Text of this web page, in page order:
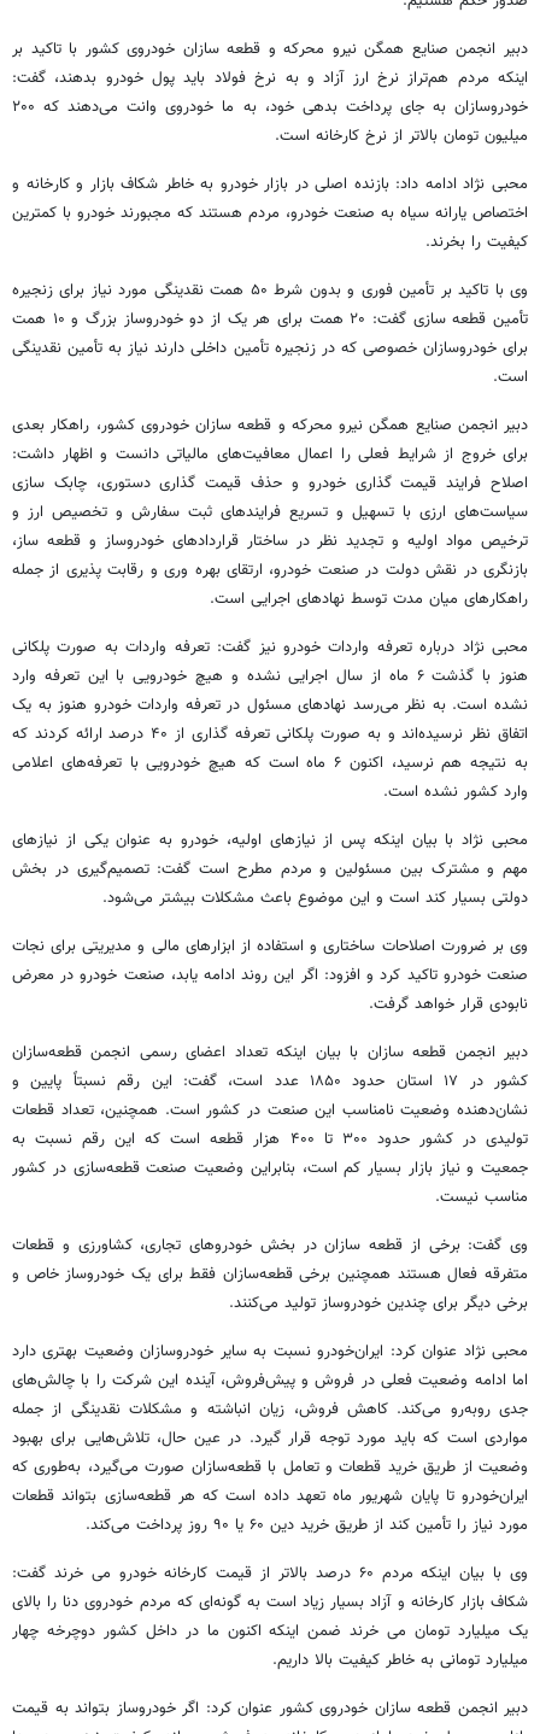
دبیر انجمن صنایع همگن نیرو محرکه و قطعه سازان خودروی کشور با تاکید بر
اینکه مردم هم‌تراز نرخ ارز آزاد و به نرخ فولاد باید پول خودرو بدهند، گفت:
خودروسازان به جای پرداخت بدهی خود، به ما خودروی وانت می‌دهند که ۲۰۰
میلیون تومان بالاتر از نرخ کارخانه است.
محبی نژاد ادامه داد: بازنده اصلی در بازار خودرو به خاطر شکاف بازار و کارخانه و
اختصاص یارانه سیاه به صنعت خودرو، مردم هستند که مجبورند خودرو با کمترین
کیفیت را بخرند.
وی با تاکید بر تأمینفوری و بدون شرط ۵۰ همت نقدینگی مورد نیاز برای زنجیره
تأمین
قطعه سازی گفت: ۲۰ همت برای هر یک از دو خودروساز بزرگ و ۱۰ همت
برای خودروسازان خصوصی که در زنجیرهتأمین داخلی دارند نیاز به تأمیننقدینگی
است.
دبیر انجمن صنایع همگن نیرو محرکه و قطعه سازان خودروی کشور، راهکار بعدی
برای خروج از شرایط فعلی را اعمال معافیت‌های مالیاتی دانست و اظهار داشت:
اصلاح فرایند قیمت گذاری خودرو و حذف قیمت گذاری دستوری، چابک سازی
سیاست‌های ارزی با تسهیل و تسریع فرایندهای ثبت سفارش و تخصیص ارز و
ترخیص مواد اولیه و تجدید نظر در ساختار قراردادهای خودروساز و قطعه ساز،
بازنگری در نقش دولت در صنعت خودرو، ارتقای بهره وریو رقابت پذیری از جمله
راهکارهای میان مدت توسط نهادهای اجرایی است.
محبی نژاد درباره تعرفه واردات خودرو نیز گفت: تعرفه واردات به صورت پلکانی
هنوز با گذشت ۶ ماه از سال اجرایی نشده و هیچ خودرویی با این تعرفه وارد
نشده است. به نظر می‌رسد نهادهای مسئول در تعرفه واردات خودرو هنوز به یک
اتفاق نظر نرسیده‌اند و به صورت پلکانی تعرفه گذاری از ۴۰ درصد ارائه کردند که
به نتیجه هم نرسید، اکنون ۶ ماه است که هیچ خودرویی با تعرفه‌های اعلامی
وارد کشور نشده است.
محبی نژاد با بیان اینکه پس از نیازهای اولیه، خودرو به عنوان یکی از نیازهای
مهم و مشترک بین مسئولین و مردم مطرح است گفت: تصمیم‌گیری در بخش
دولتی بسیار کند است و این موضوع باعث مشکلات بیشتر می‌شود.
وی بر ضرورت اصلاحات ساختاری و استفاده از ابزارهای مالی و مدیریتی برای نجات
صنعت خودرو تاکید کرد و افزود: اگر این روند ادامه یابد، صنعت خودرو در معرض
نابودی قرار خواهد گرفت.
دبیر انجمن قطعه سازان با بیان اینکه تعداد اعضای رسمی انجمن قطعه‌سازان
کشور در ۱۷ استان حدود ۱۸۵۰ عدد است، گفت: این رقم نسبتاً پایین و
نشان‌دهنده وضعیت نامناسب این صنعت در کشور است. همچنین، تعداد قطعات
تولیدی در کشور حدود ۳۰۰ تا ۴۰۰ هزار قطعه است که این رقم نسبت به
جمعیت و نیاز بازار بسیار کم است، بنابراین وضعیت صنعت قطعه‌سازی در کشور
مناسب نیست.
وی گفت: برخی از قطعه سازان در بخش خودروهای تجاری، کشاورزی و قطعات
متفرقه فعال هستند همچنین برخی قطعه‌سازان فقط برای یک خودروساز خاص و
برخی دیگر برای چندین خودروساز تولید می‌کنند.
محبی نژاد عنوان کرد: ایران‌خودرو نسبت به سایر خودروسازان وضعیت بهتری دارد
اما ادامه وضعیت فعلی در فروش و پیش‌فروش، آینده این شرکت را با چالش‌های
جدی روبه‌رو می‌کند. کاهش فروش، زیان انباشته و مشکلات نقدینگی از جمله
مواردی است که باید مورد توجه قرار گیرد. در عین حال، تلاش‌هایی برای بهبود
وضعیت از طریق خرید قطعات و تعامل با قطعه‌سازان صورت می‌گیرد، به‌طوری که
ایران‌خودرو تا پایان شهریور ماه تعهد داده است که هر قطعه‌سازی بتواند قطعات
مورد نیاز را تأمین کند از طریق خرید دین ۶۰ یا ۹۰ روز پرداخت می‌کند.
وی با بیان اینکه مردم ۶۰ درصد بالاتر از قیمت کارخانه خودرو
می خرند گفت:
شکاف بازار کارخانه و آزاد بسیار زیاد است به گونه‌ای که مردم خودروی دنا را بالای
یک میلیارد تومان می خرندضمن اینکه اکنون ما در داخل کشور دوچرخه چهار
میلیارد تومانی به خاطر کیفیت بالا داریم.
دبیر انجمن قطعه سازان خودروی کشور عنوان کرد: اگر خودروساز بتواند به قیمت